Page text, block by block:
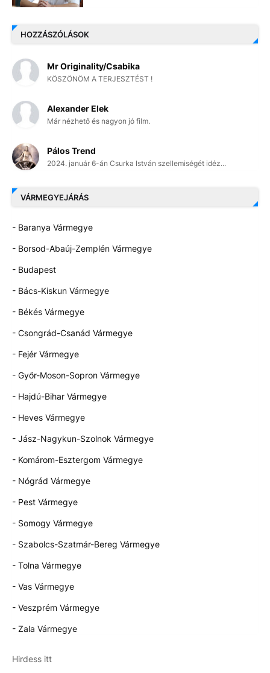
HOZZÁSZÓLÁSOK
Mr Originality/Csabika
KÖSZÖNÖM A TERJESZTÉST !
Alexander Elek
Már nézhető és nagyon jó film.
Pálos Trend
2024. január 6-án Csurka István szellemiségét idéz...
VÁRMEGYEJÁRÁS
- Baranya Vármegye
- Borsod-Abaúj-Zemplén Vármegye
- Budapest
- Bács-Kiskun Vármegye
- Békés Vármegye
- Csongrád-Csanád Vármegye
- Fejér Vármegye
- Győr-Moson-Sopron Vármegye
- Hajdú-Bihar Vármegye
- Heves Vármegye
- Jász-Nagykun-Szolnok Vármegye
- Komárom-Esztergom Vármegye
- Nógrád Vármegye
- Pest Vármegye
- Somogy Vármegye
- Szabolcs-Szatmár-Bereg Vármegye
- Tolna Vármegye
- Vas Vármegye
- Veszprém Vármegye
- Zala Vármegye
Hirdess itt